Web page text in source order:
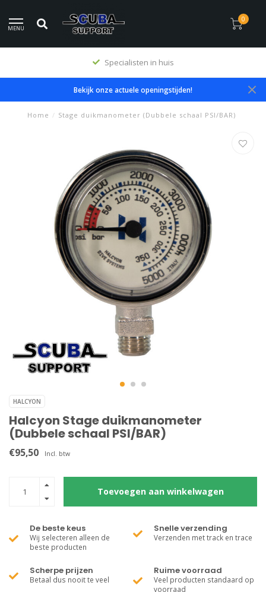
MENU
0
Specialisten in huis
Bekijk onze actuele openingstijden!
Home / Stage duikmanometer (Dubbele schaal PSI/BAR)
HALCYON
Halcyon Stage duikmanometer
(Dubbele schaal PSI/BAR)
€95,50 Incl. btw
Toevoegen aan winkelwagen
De beste keus
Wij selecteren alleen de
beste producten
Snelle verzending
Verzenden met track en trace
Scherpe prijzen
Betaal dus nooit te veel
Ruime voorraad
Veel producten standaard op
voorraad